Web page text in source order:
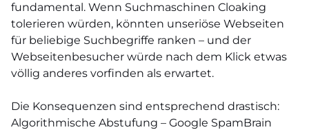
fundamental. Wenn Suchmaschinen Cloaking
tolerieren würden, könnten unseriöse Webseiten
für beliebige Suchbegriffe ranken – und der
Webseitenbesucher würde nach dem Klick etwas
völlig anderes vorfinden als erwartet.
Die Konsequenzen sind entsprechend drastisch:
Algorithmische Abstufung – Google SpamBrain